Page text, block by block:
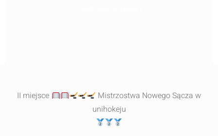
II miejsce
Mistrzostwa Nowego Sącza w
unihokeju